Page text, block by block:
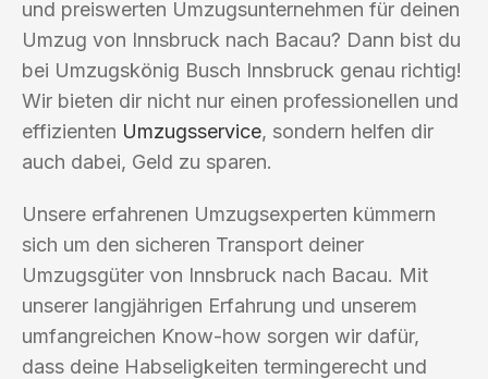
und preiswerten Umzugsunternehmen für deinen
Umzug von Innsbruck nach Bacau? Dann bist du
bei Umzugskönig Busch Innsbruck genau richtig!
Wir bieten dir nicht nur einen professionellen und
effizienten Umzugsservice, sondern helfen dir
auch dabei, Geld zu sparen.
Unsere erfahrenen Umzugsexperten kümmern
sich um den sicheren Transport deiner
Umzugsgüter von Innsbruck nach Bacau. Mit
unserer langjährigen Erfahrung und unserem
umfangreichen Know-how sorgen wir dafür,
dass deine Habseligkeiten termingerecht und